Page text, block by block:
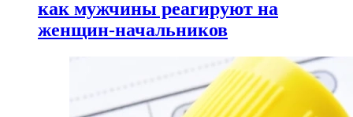
как мужчины реагируют на
женщин-начальников